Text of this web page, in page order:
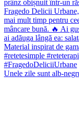
Unele zile sunt alb-